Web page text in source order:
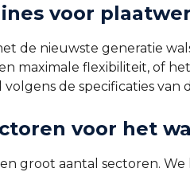
voor
de nieuwste generatie
maximale flexibiliteit, of
de specificaties
voor het
groot aantal sectoren.